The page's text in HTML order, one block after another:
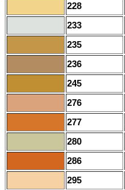
228
233
235
236
245
276
277
280
286
295